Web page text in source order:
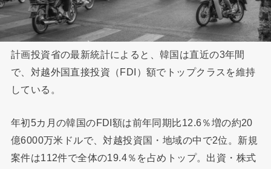
計画投資省の最新統計によると、韓国は直近の3年間
で、対越外国直接投資（FDI）額でトップクラスを維持
している。
年初5カ月の韓国のFDI額は前年同期比12.6％増の約20
億6000万米ドルで、対越投資国・地域の中で2位。新規
案件は112件で全体の19.4％を占めトップ。出資・株式